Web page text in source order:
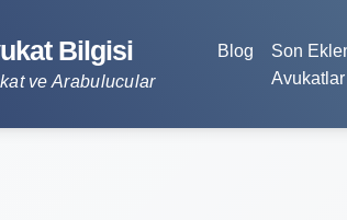
Bilgisi
ve Arabulucular
Blog
Son
Avukatlar